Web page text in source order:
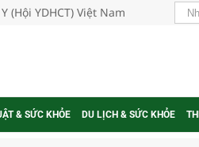
YDHCT) Việt Nam
& SỨC KHỎE DU LỊCH & SỨC KHỎE